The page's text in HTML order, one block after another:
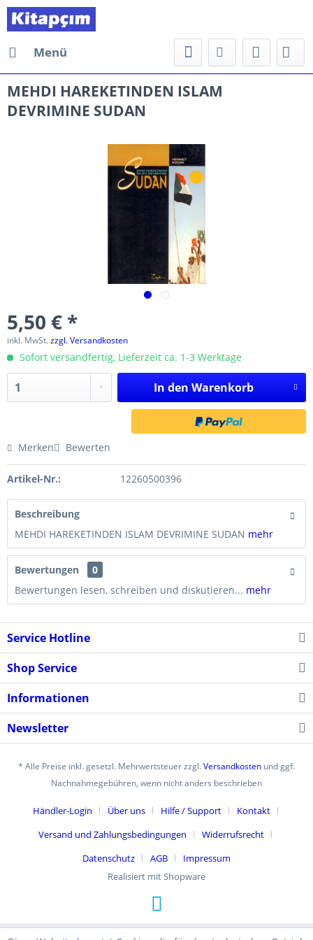
Menü
MEHDI HAREKETINDEN ISLAM
DEVRIMINE SUDAN
5,50 € *
inkl. MwSt.zzgl. Versandkosten
Sofort versandfertig, Lieferzeit ca. 1-3 Werktage
In den Warenkorb
Merken Bewerten
Artikel-Nr.: 12260500396
Beschreibung
MEHDI HAREKETINDEN ISLAM DEVRIMINE SUDAN mehr
Bewertungen
0
Bewertungen lesen, schreiben und diskutieren... mehr
Service Hotline
Shop Service
Informationen
Newsletter
* Alle Preise inkl. gesetzl. Mehrwertsteuer zzgl.Versandkosten und ggf.
Nachnahmegebühren, wenn nicht anders beschrieben
Händler-Login Über uns Hilfe / Support
Kontakt
Versand und Zahlungsbedingungen
Widerrufsrecht
Datenschutz
AGB
Impressum
Realisiert mit Shopware